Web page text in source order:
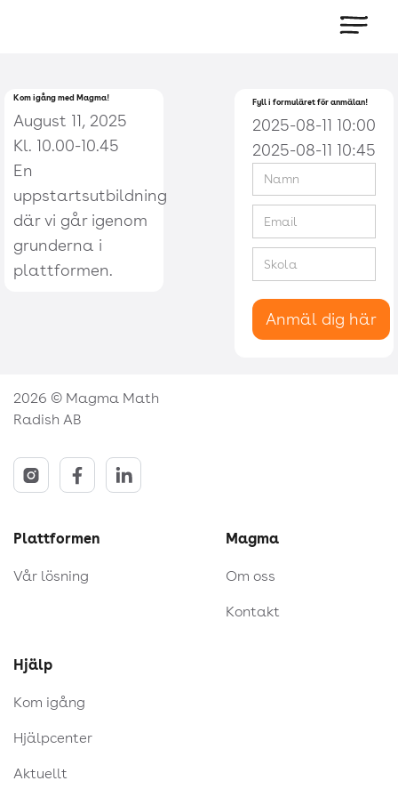
Kom igång med Magma!
August 11, 2025
Kl. 10.00-10.45
En
uppstartsutbildning
där vi går igenom
grunderna i
plattformen.
Fyll i formuläret för anmälan!
2025-08-11 10:00
2025-08-11 10:45
2026 © Magma Math
Radish AB
Plattformen
Vår lösning
Magma
Om oss
Kontakt
Hjälp
Kom igång
Hjälpcenter
Aktuellt